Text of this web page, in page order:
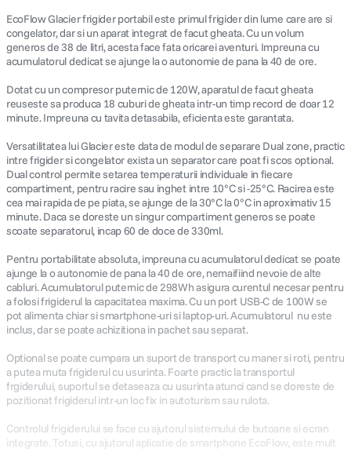
EcoFlow Glacier frigider portabil este primul frigider din lume care are si
congelator, dar si un aparat integrat de facut gheata. Cu un volum
generos de 38 de litri, acesta face fata oricarei aventuri. Impreuna cu
acumulatorul dedicat se ajunge la o autonomie de pana la 40 de ore.
Dotat cu un compresor puternic de 120W, aparatul de facut gheata
reuseste sa produca 18 cuburi de gheata intr-un timp record de doar 12
minute. Impreuna cu tavita detasabila, eficienta este garantata.
Versatilitatea lui Glacier este data de modul de separare Dual zone, practic
intre frigider si congelator exista un separator care poat fi scos optional.
Dual control permite setarea temperaturii individuale in fiecare
compartiment, pentru racire sau inghet intre 10°C si -25°C. Racirea este
cea mai rapida de pe piata, se ajunge de la 30°C la 0°C in aproximativ 15
minute. Daca se doreste un singur compartiment generos se poate
scoate separatorul, incap 60 de doce de 330ml.
Pentru portabilitate absoluta, impreuna cu acumulatorul dedicat se poate
ajunge la o autonomie de pana la 40 de ore, nemaifiind nevoie de alte
cabluri. Acumulatorul puternic de 298Wh asigura curentul necesar pentru
a folosi frigiderul la capacitatea maxima. Cu un port USB-C de 100W se
pot alimenta chiar si smartphone-uri si laptop-uri. Acumulatorul nu este
inclus, dar se poate achizitiona in pachet sau separat.
Optional se poate cumpara un suport de transport cu maner si roti, pentru
a putea muta frigiderul cu usurinta. Foarte practic la transportul
frgiderului, suportul se detaseaza cu usurinta atunci cand se doreste de
pozitionat frigiderul intr-un loc fix in autoturism sau rulota.
Controlul frigiderului se face cu ajutorul sistemului de butoane si ecran
integrate. Totusi, cu ajutorul aplicatie de smartphone EcoFlow, este mult